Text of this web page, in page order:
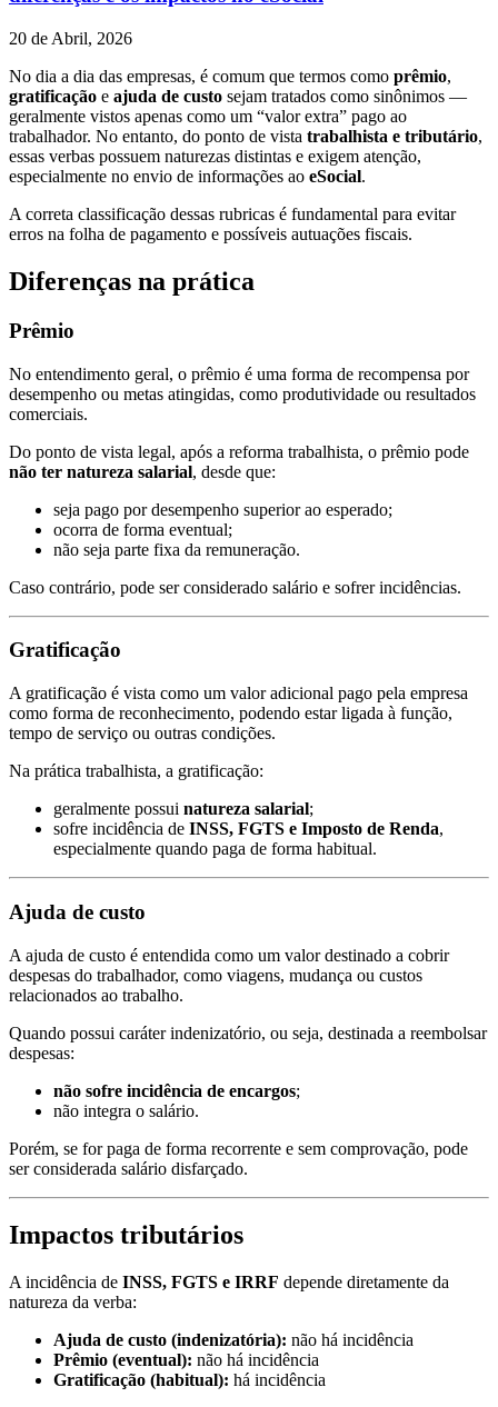
20 de Abril, 2026
No dia a dia das empresas, é comum que termos como prêmio,
gratificação e ajuda de custo sejam tratados como sinônimos —
geralmente vistos apenas como um “valor extra” pago ao
trabalhador. No entanto, do ponto de vista trabalhista e tributário,
essas verbas possuem naturezas distintas e exigem atenção,
especialmente no envio de informações ao eSocial.
A correta classificação dessas rubricas é fundamental para evitar
erros na folha de pagamento e possíveis autuações fiscais.
Diferenças na prática
Prêmio
No entendimento geral, o prêmio é uma forma de recompensa por
desempenho ou metas atingidas, como produtividade ou resultados
comerciais.
Do ponto de vista legal, após a reforma trabalhista, o prêmio pode
não ter natureza salarial, desde que:
seja pago por desempenho superior ao esperado;
ocorra de forma eventual;
não seja parte fixa da remuneração.
Caso contrário, pode ser considerado salário e sofrer incidências.
Gratificação
A gratificação é vista como um valor adicional pago pela empresa
como forma de reconhecimento, podendo estar ligada à função,
tempo de serviço ou outras condições.
Na prática trabalhista, a gratificação:
geralmente possui natureza salarial;
sofre incidência de INSS, FGTS e Imposto de Renda,
especialmente quando paga de forma habitual.
Ajuda de custo
A ajuda de custo é entendida como um valor destinado a cobrir
despesas do trabalhador, como viagens, mudança ou custos
relacionados ao trabalho.
Quando possui caráter indenizatório, ou seja, destinada a reembolsar
despesas:
não sofre incidência de encargos;
não integra o salário.
Porém, se for paga de forma recorrente e sem comprovação, pode
ser considerada salário disfarçado.
Impactos tributários
A incidência de INSS, FGTS e IRRF depende diretamente da
natureza da verba:
Ajuda de custo (indenizatória): não há incidência
Prêmio (eventual): não há incidência
Gratificação (habitual): há incidência